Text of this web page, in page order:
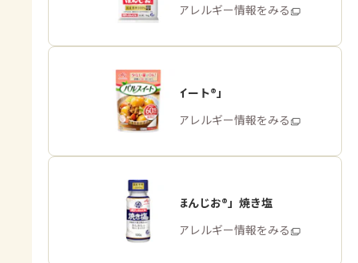
商品・アレルギー情報をみる
「パルスイート®」
商品・アレルギー情報をみる
「瀬戸のほんじお®」焼き塩
商品・アレルギー情報をみる